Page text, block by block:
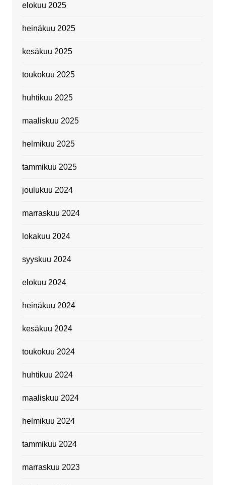
elokuu 2025
heinäkuu 2025
kesäkuu 2025
toukokuu 2025
huhtikuu 2025
maaliskuu 2025
helmikuu 2025
tammikuu 2025
joulukuu 2024
marraskuu 2024
lokakuu 2024
syyskuu 2024
elokuu 2024
heinäkuu 2024
kesäkuu 2024
toukokuu 2024
huhtikuu 2024
maaliskuu 2024
helmikuu 2024
tammikuu 2024
marraskuu 2023